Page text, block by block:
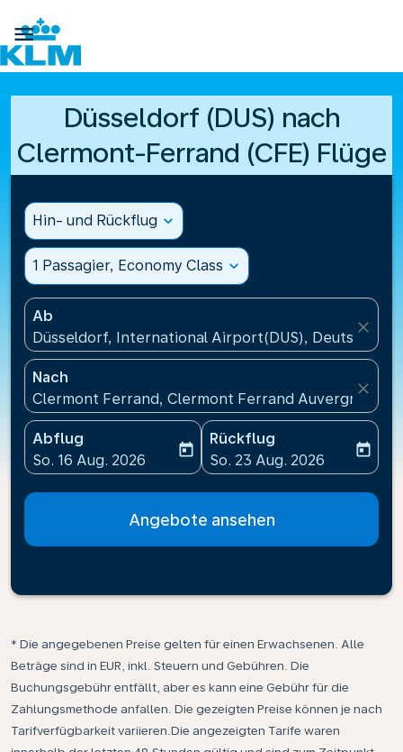

Düsseldorf (DUS) nach
Clermont-Ferrand (CFE) Flüge
Hin- und Rückflug expand_more
1 Passagier, Economy Class expand_more
Ab
Düsseldorf, International Airport(DUS), Deutschland
close
Nach
Clermont Ferrand, Clermont Ferrand Auvergne
close
Abflug
fc-booking-departure-date-aria-label
So. 16 Aug. 2026
today
Rückflug
fc-booking-return-date-
So. 23 Aug. 2026
today
Angebote ansehen
* Die angegebenen Preise gelten für einen Erwachsenen. Alle
Beträge sind in EUR, inkl. Steuern und Gebühren. Die
Buchungsgebühr entfällt, aber es kann eine Gebühr für die
Zahlungsmethode anfallen. Die gezeigten Preise können je nach
Tarifverfügbarkeit variieren.Die angezeigten Tarife waren